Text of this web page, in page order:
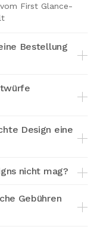
First Glance-
Bestellung
Design eine
nicht mag?
Gebühren